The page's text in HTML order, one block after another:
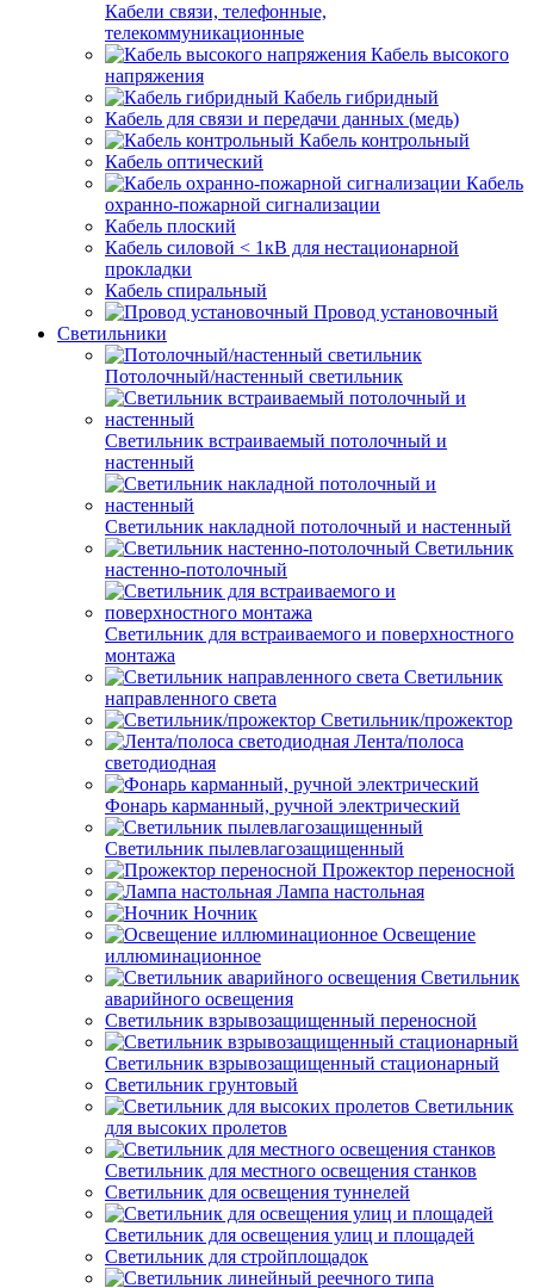
Кабели связи, телефонные,
телекоммуникационные
Кабель высокого
напряжения
Кабель гибридный
Кабель для связи и передачи данных (медь)
Кабель контрольный
Кабель оптический
Кабель
охранно-пожарной сигнализации
Кабель плоский
Кабель силовой < 1кВ для нестационарной
прокладки
Кабель спиральный
Провод установочный
Светильники
Потолочный/настенный светильник
Светильник встраиваемый потолочный и
настенный
Светильник накладной потолочный и настенный
Светильник
настенно-потолочный
Светильник для встраиваемого и поверхностного
монтажа
Светильник
направленного света
Светильник/прожектор
Лента/полоса
светодиодная
Фонарь карманный, ручной электрический
Светильник пылевлагозащищенный
Прожектор переносной
Лампа настольная
Ночник
Освещение
иллюминационное
Светильник
аварийного освещения
Светильник взрывозащищенный переносной
Светильник взрывозащищенный стационарный
Светильник грунтовый
Светильник
для высоких пролетов
Светильник для местного освещения станков
Светильник для освещения туннелей
Светильник для освещения улиц и площадей
Светильник для стройплощадок